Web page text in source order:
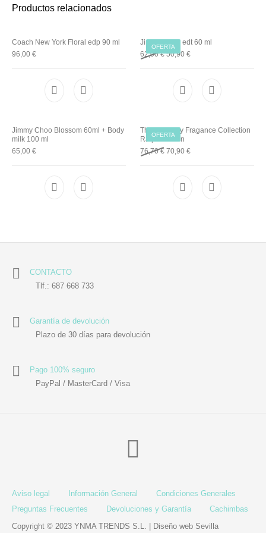
Prosolaris
Productos relacionados
Coach New York Floral edp 90 ml
96,00€
OFERTA
Jimmy Choo edt 60 ml
62,00€ 50,90 €
Jimmy Choo Blossom 60ml + Body
milk 100 ml
65,00€
OFERTA
The Big Pony Fragance Collection
Ralph Lauren
76,70€ Original price was: 76,70 €.
70,90 €Current price is: 70,90
CONTACTO
Tlf.: 687 668 733
Garantía de devolución
Plazo de 30 días para devolución
Pago 100% seguro
PayPal / MasterCard / Visa
Aviso legal Información General
Condiciones Generales
Preguntas Frecuentes
Devoluciones y Garantía
Cachimbas
Copyright © 2023 YNMA TRENDS S.L. |
Diseño web Sevilla